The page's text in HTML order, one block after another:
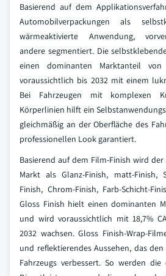
Basierend auf dem
Automobilverpackungen als
wärmeaktivierte Anwendung,
andere segmentiert. Die
einen dominanten Marktanteil
voraussichtlich bis 2032 mit einem
Bei Fahrzeugen mit komplexen
Körperlinien hilft ein
gleichmäßig an der Oberfläche des
professionellen Look garantiert.
Basierend auf dem Film-Finish wird
Markt als Glanz-Finish, matt-Finish,
Finish, Chrom-Finish, Farb-Schicht-
Gloss Finish hielt einen dominanten
und wird voraussichtlich mit 18,7%
2032 wachsen. Gloss Finish-Wrap-
und reflektierendes Aussehen, das
Fahrzeugs verbessert. So werden